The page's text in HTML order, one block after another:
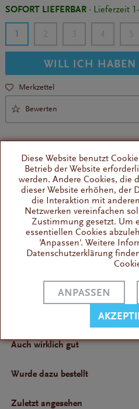
SOFORT LIEFERBAR· Lieferzeit
1 2 3 4 5
WILL ICH HABEN
Merkzettel
Bewerten
Ersatzteil
z. B. passend für Gaggia
Wissenswertes
Der Duschenhalter aus
Bewertungen
Bewertungen lesen, schreiben
Auch wirklich gut
Wurde dazu bestellt
Zuletzt angesehen
Diese Website benutzt
Betrieb der Website
werden. Andere Cookies, die
dieser Website erhöhen, der
die Interaktion mit
Netzwerken vereinfachen
Zustimmung gesetzt. Um
essentiellen Cookies
'Anpassen'. Weitere
Datenschutzerklärung
ANPASSEN